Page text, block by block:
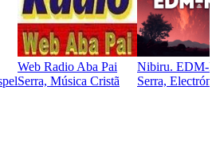
Web Radio Aba Pai
Serra, Música Cristã
Nibiru. EDM-
Serra,